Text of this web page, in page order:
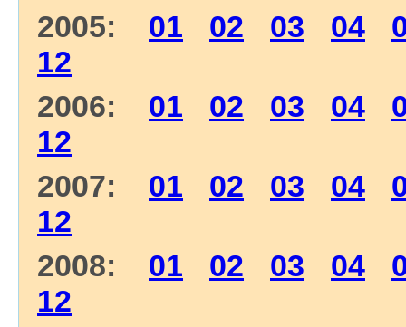
2005: 01 02 03 04
12
2006: 01 02 03 04
12
2007: 01 02 03 04
12
2008: 01 02 03 04
12